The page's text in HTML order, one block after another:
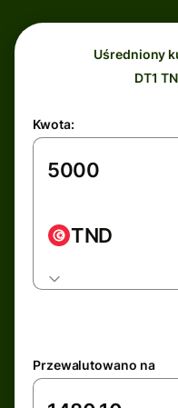
Uśredniony
DT1
Kwota:
TND
Przewalutowano na